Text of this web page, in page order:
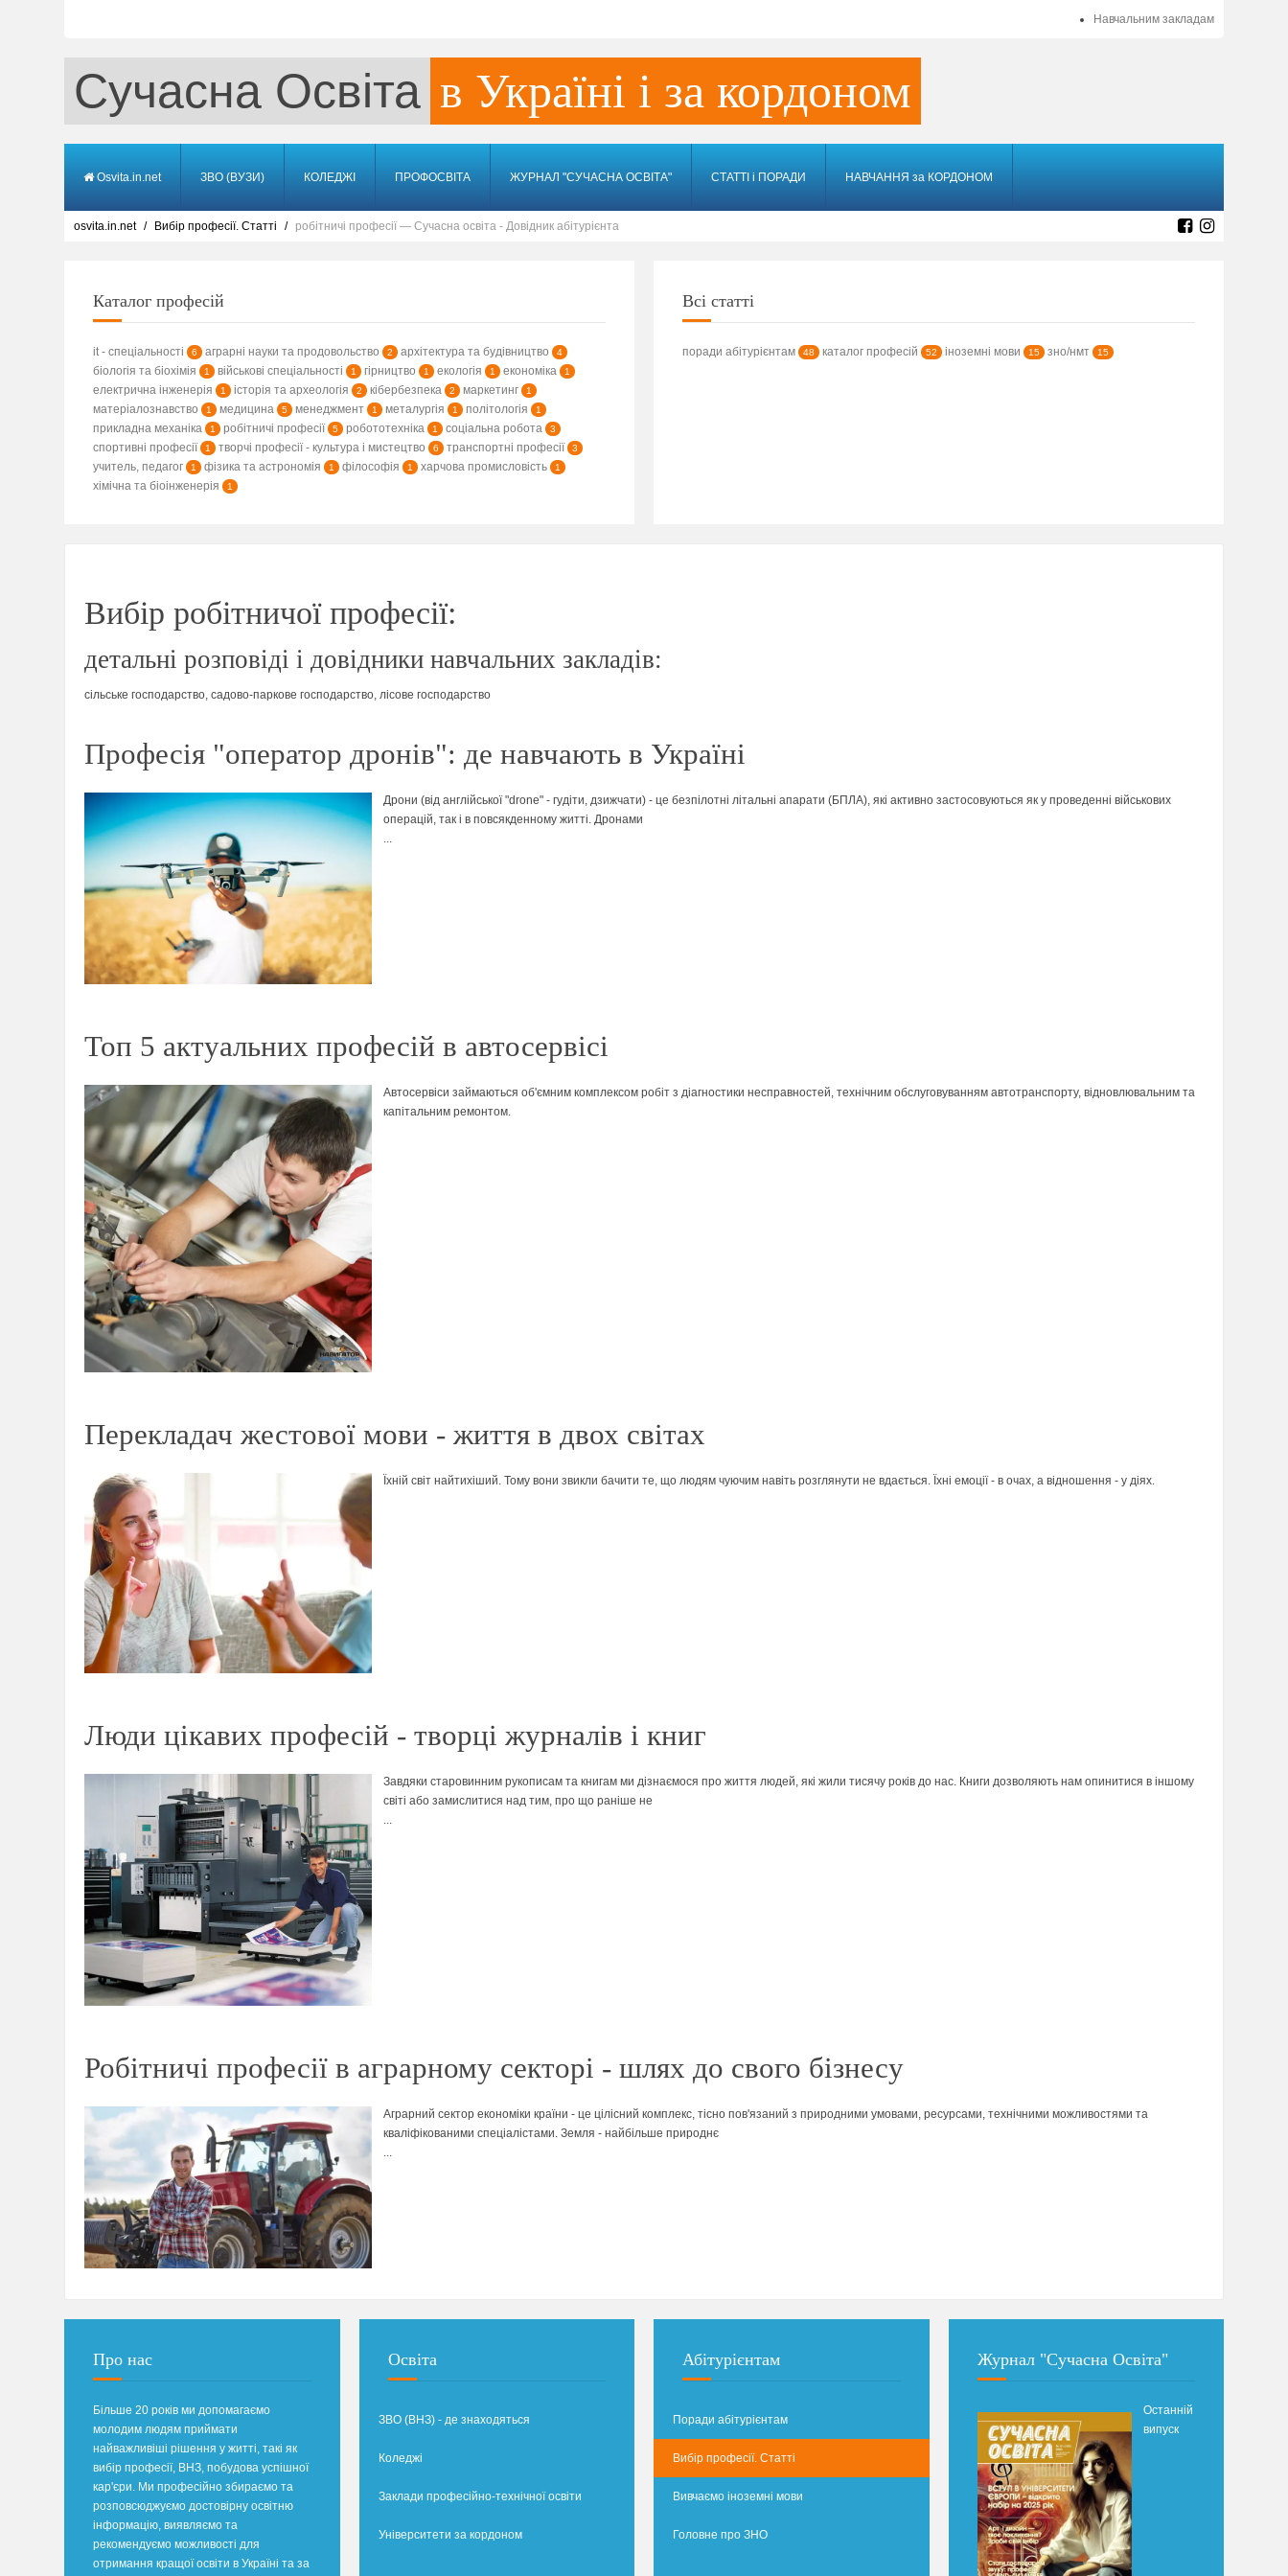
Навчальним закладам
Сучасна Освіта в Україні і за кордоном
Osvita.in.net ЗВО (ВУЗИ) КОЛЕДЖІ ПРОФОСВІТА ЖУРНАЛ "СУЧАСНА ОСВІТА" СТАТТІ і ПОРАДИ НАВЧАННЯ за КОРДОНОМ
osvita.in.net Вибір професії. Статті робітничі професії — Сучасна освіта - Довідник абітурієнта
Каталог професій
it - спеціальності 6 аграрні науки та продовольство 2 архітектура та будівництво 4
біологія та біохімія 1 військові спеціальності 1 гірництво 1 екологія 1 економіка 1
електрична інженерія 1 історія та археологія 2 кібербезпека 2 маркетинг 1
матеріалознавство 1 медицина 5 менеджмент 1 металургія 1 політологія 1
прикладна механіка 1 робітничі професії 5 робототехніка 1 соціальна робота 3
спортивні професії 1 творчі професії - культура і мистецтво 6 транспортні професії 3
учитель, педагог 1 фізика та астрономія 1 філософія 1 харчова промисловість 1
хімічна та біоінженерія 1
Всі статті
поради абітурієнтам 48 каталог професій 52 іноземні мови 15 зно/нмт 15
Вибір робітничої професії:
детальні розповіді і довідники навчальних закладів:
сільське господарство, садово-паркове господарство, лісове господарство
Професія "оператор дронів": де навчають в Україні
Дрони (від англійської "drone" - гудіти, дзижчати) - це безпілотні літальні апарати (БПЛА), які активно застосовуються як у проведенні військових
операцій, так і в повсякденному житті. Дронами
...
Топ 5 актуальних професій в автосервісі
Автосервіси займаються об'ємним комплексом робіт з діагностики несправностей, технічним обслуговуванням автотранспорту, відновлювальним та
капітальним ремонтом.
Перекладач жестової мови - життя в двох світах
Їхній світ найтихіший. Тому вони звикли бачити те, що людям чуючим навіть розглянути не вдається. Їхні емоції - в очах, а відношення - у діях.
Люди цікавих професій - творці журналів і книг
Завдяки старовинним рукописам та книгам ми дізнаємося про життя людей, які жили тисячу років до нас. Книги дозволяють нам опинитися в іншому
світі або замислитися над тим, про що раніше не
Робітничі професії в аграрному секторі - шлях до свого бізнесу
Аграрний сектор економіки країни - це цілісний комплекс, тісно пов'язаний з природними умовами, ресурсами, технічними можливостями та
кваліфікованими спеціалістами. Земля - найбільше природнє
...
Про нас
Більше 20 років ми допомагаємо
молодим людям приймати
найважливіші рішення у житті, такі як
вибір професії, ВНЗ, побудова успішної
кар'єри. Ми професійно збираємо та
розповсюджуємо достовірну освітню
інформацію, виявляємо та
рекомендуємо можливості для
отримання кращої освіти в Україні та за
Освіта
ЗВО (ВНЗ) - де знаходяться
Коледжі
Заклади професійно-технічної освіти
Університети за кордоном
Абітурієнтам
Поради абітурієнтам
Вибір професії. Статті
Вивчаємо іноземні мови
Головне про ЗНО
Журнал "Сучасна Освіта"
Останній
випуск